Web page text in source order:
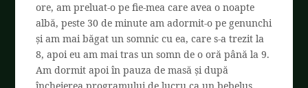
ore, am preluat-o pe fie-mea care avea o noapte
albă, peste 30 de minute am adormit-o pe genunchi
și am mai băgat un somnic cu ea, care s-a trezit la
8, apoi eu am mai tras un somn de o oră până la 9.
Am dormit apoi în pauza de masă și după